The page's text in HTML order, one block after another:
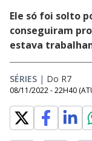
Ele só foi solto
conseguiram
estava
SÉRIES | Do R7
08/11/2022 - 22H40